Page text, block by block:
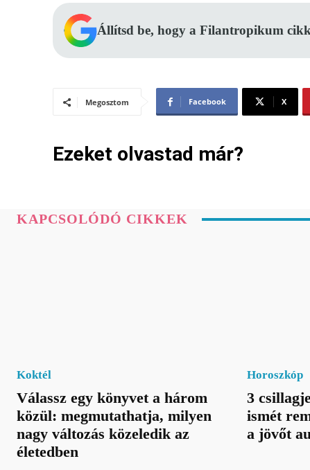
Állítsd be, hogy a Filantropikum
Megosztom Facebook X
Ezeket olvastad már?
KAPCSOLÓDÓ CIKKEK
Koktél
Válassz egy könyvet a három
közül: megmutathatja, milyen
nagy változás közeledik az
életedben
Horoszkóp
3
ismét
a jövőt